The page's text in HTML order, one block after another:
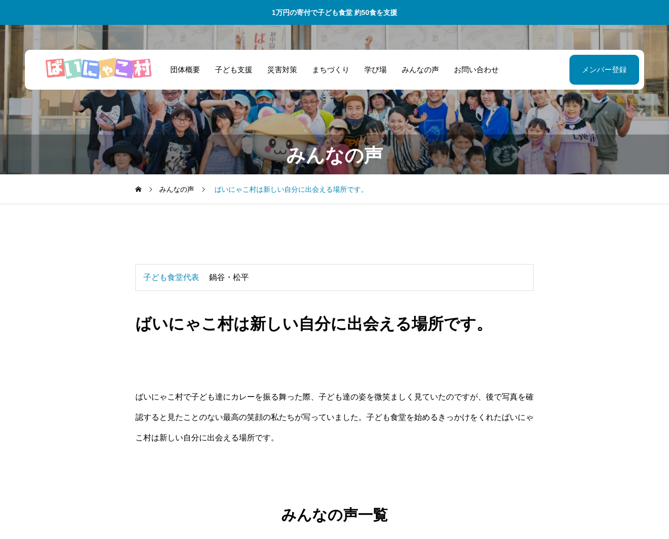
1万円の寄付で子ども食堂 約50食を支援
団体概要 子ども支援 災害対策 まちづくり 学び場 みんなの声 お問い合わせ メンバー登録
私たち高校生がチ
ャレンジする場を
提供していただき
もっと手紙を書く
楽しさを知って沢
山の人に知って貰
「ノーと言わない
ばいにゃこ村」の
皆さんと街を楽し
自分達で考え行
出来る様サポー
みんなの声
みんなの声 ばいにゃこ村は新しい自分に出会える場所です。
子ども食堂代表 鍋谷・松平
ばいにゃこ村は新しい自分に出会える場所です。
ばいにゃこ村で子ども達にカレーを振る舞った際、子ども達の姿を微笑ましく見ていたのですが、後で写真を確
認すると見たことのない最高の笑顔の私たちが写っていました。子ども食堂を始めるきっかけをくれたばいにゃ
こ村は新しい自分に出会える場所です。
みんなの声一覧